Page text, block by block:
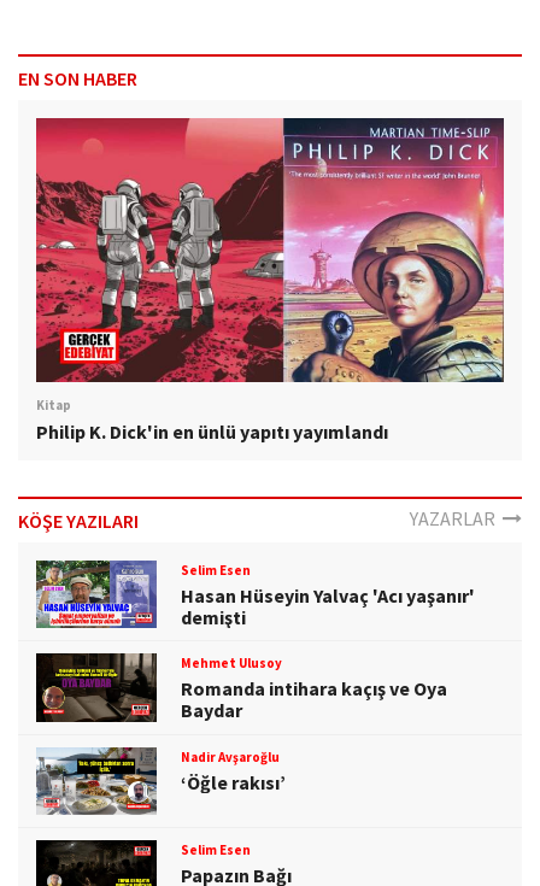
EN SON HABER
Kitap
Philip K. Dick'in en ünlü yapıtı yayımlandı
KÖŞE YAZILARI YAZARLAR
Selim Esen
Hasan Hüseyin Yalvaç 'Acı yaşanır'
demişti
Mehmet Ulusoy
Romanda intihara kaçış ve Oya
Baydar
Nadir Avşaroğlu
‘Öğle rakısı’
Selim Esen
Papazın Bağı